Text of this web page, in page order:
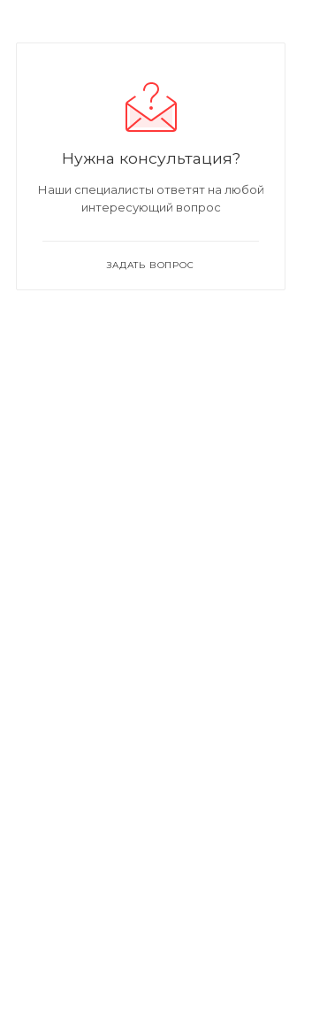
Нужна консультация?
Наши специалисты ответят на любой
интересующий вопрос
ЗАДАТЬ ВОПРОС